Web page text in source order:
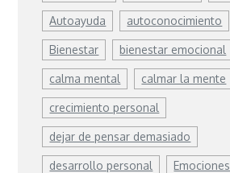
Autoayuda autoconocimiento
Bienestar bienestar emocional
calma mental calmar la mente
crecimiento personal
dejar de pensar demasiado
desarrollo personal Emociones